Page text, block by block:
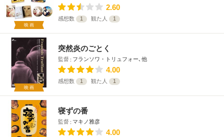
映画
2.60
感想数 1 観た人 1
映画
突然炎のごとく
監督 フランソワ・トリュフォー､他
4.00
感想数 1 観た人 1
寝ずの番
監督 マキノ雅彦
4.00